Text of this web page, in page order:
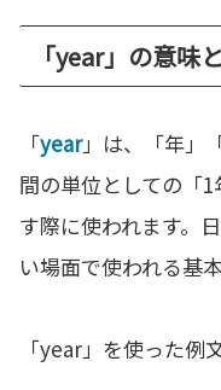
「year」の意味
「year」は、「年」
間の単位としての「
す際に使われます。
い場面で使われる基
「year」を使った例